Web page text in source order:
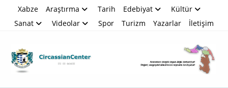
Xabze Araştırma Tarih Edebiyat
Kültür
Sanat
Videolar Spor Turizm Yazarlar İletişim